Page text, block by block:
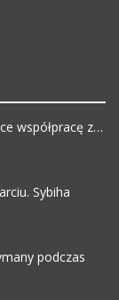
współpracę z…
Sybiha
podczas